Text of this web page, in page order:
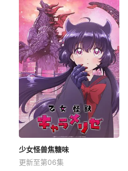
少女怪兽焦糖味
更新至第06集